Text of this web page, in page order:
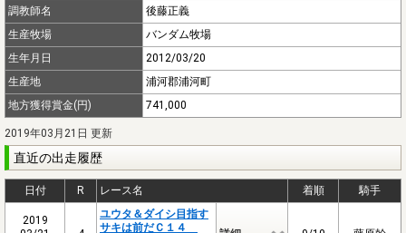
調教師名
後藤正義
生産牧場
バンダム牧場
生年月日
2012/03/20
生産地
浦河郡浦河町
地方獲得賞金(円)
741,000
2019年03月21日 更新
直近の出走履歴
日付 R レース名 着順 騎手
2019
ユウタ＆ダイシ目指す
サキは前だＣ１４